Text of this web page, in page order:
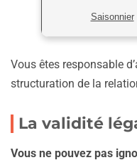
Saisonnier
Vous êtes responsable
structuration de la
La validité
Vous ne pouvez pas